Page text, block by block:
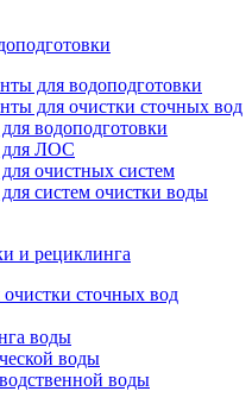
для водоподготовки
для очистки сточных вод
водоподготовки
для ЛОС
очистных систем
систем очистки воды
и рециклинга
сточных вод
воды
воды
воды